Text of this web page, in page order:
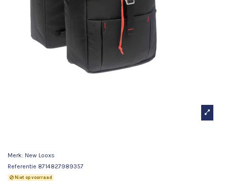
Merk: New Looxs
Referentie 8714827989357
Niet op voorraad